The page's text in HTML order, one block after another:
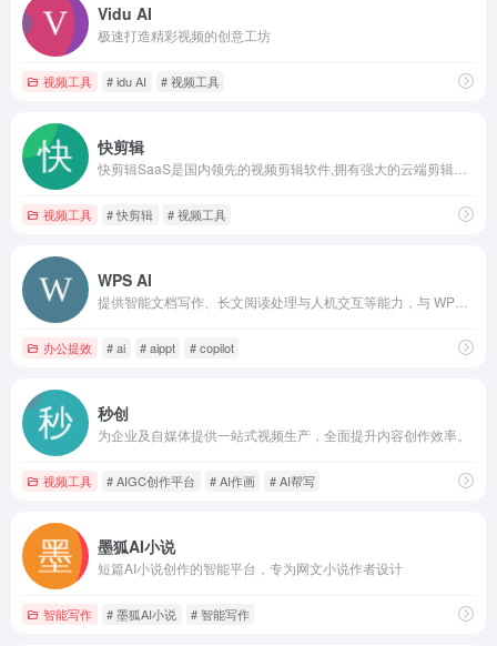
Vidu AI
极速打造精彩视频的创意工坊
视频工具 # idu AI # 视频工具
快剪辑
视频工具 # 快剪辑 # 视频工具
WPS AI
办公提效 # ai # aippt # copilot
秒创
为企业及自媒体提供一站式视频生产，全面提升内容创作效率。
视频工具 # AIGC创作平台 # AI作画 # AI帮写
墨狐AI小说
短篇AI小说创作的智能平台，专为网文小说作者设计
智能写作 # 墨狐AI小说 # 智能写作